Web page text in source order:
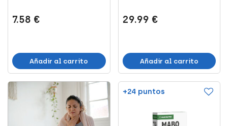
7.58 €
Añadir al carrito
29.99 €
Añadir al carrito
+24 puntos